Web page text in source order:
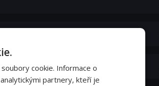
cookie. Informace o
partnery, kteří je